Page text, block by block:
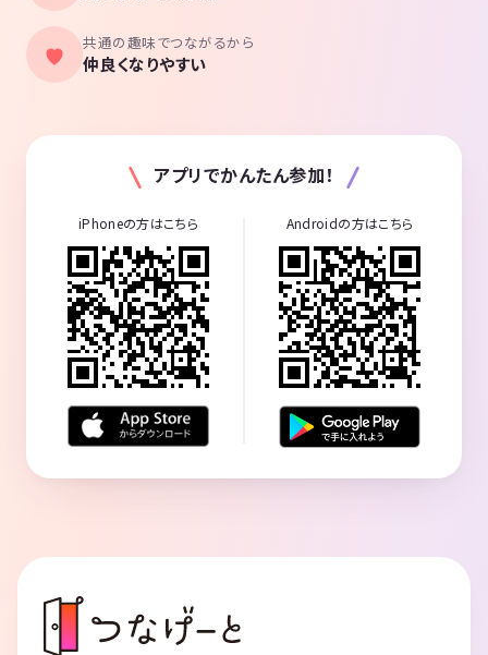
共通の趣味でつながるから
仲良くなりやすい
アプリでかんたん参加！
iPhoneの方はこちら Androidの方はこちら